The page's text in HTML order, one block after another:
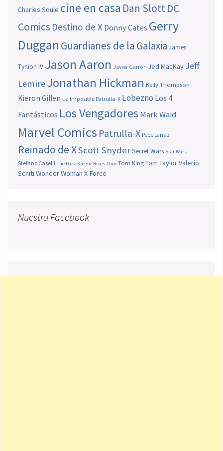
Charles Soule cine en casa Dan SlottDC
Comics Destino de X Donny Cates Gerry
Duggan Guardianes de la Galaxia James
Tynion IV Jason Aaron Javier Garrón Jed MacKay Jeff
LemireJonathan Hickman Kelly Thompson
Kieron Gillen La Imposible Patrulla-X Lobezno Los 4
Fantásticos Los Vengadores Mark Waid
Marvel Comics Patrulla-X Pepe Larraz
Reinado de XScott SnyderSecret Wars Star Wars
Stefano Caselli The Dark Knight Rises Thor Tom King Tom TaylorValerio
Schiti Wonder Woman X-Force
Nuestro Facebook